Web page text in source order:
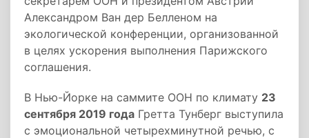
Александром Ван дер Белленом на
экологической конференции, организованной
в целях ускорения выполнения Парижского
соглашения.
В Нью-Йорке на саммите ООН по климату 23
сентября 2019 года Гретта Тунберг выступила
с эмоциональной четырехминутной речью, с